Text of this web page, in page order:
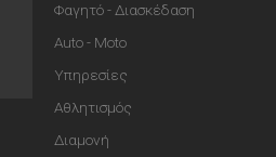
Φαγητό - Διασκέδαση
Auto - Moto
Υπηρεσίες
Αθλητισμός
Διαμονή